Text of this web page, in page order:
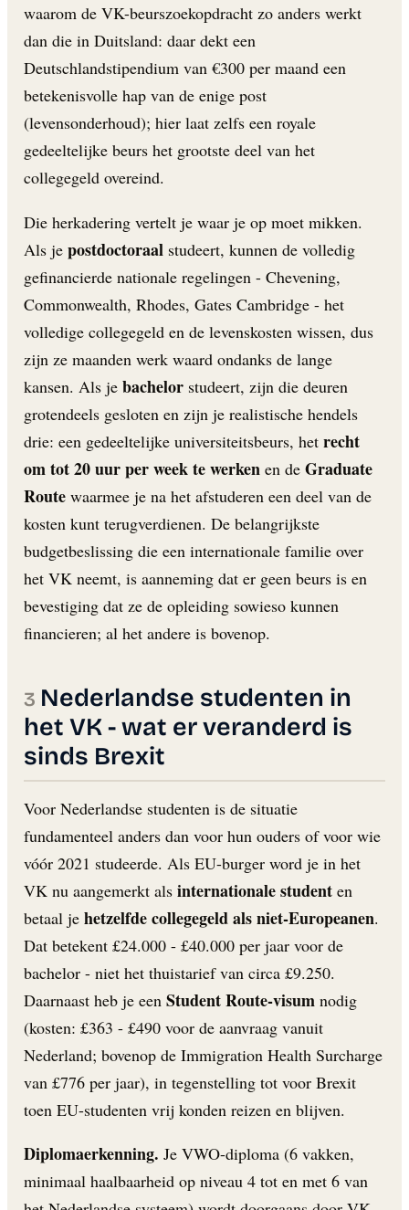
waarom de VK-beurszoekopdracht zo anders werkt
dan die in Duitsland: daar dekt een
Deutschlandstipendium van €300 per maand een
betekenisvolle hap van de enige post
(levensonderhoud); hier laat zelfs een royale
gedeeltelijke beurs het grootste deel van het
collegegeld overeind.
Die herkadering vertelt je waar je op moet mikken.
Als je postdoctoraal studeert, kunnen de volledig
gefinancierde nationale regelingen - Chevening,
Commonwealth, Rhodes, Gates Cambridge - het
volledige collegegeld en de levenskosten wissen, dus
zijn ze maanden werk waard ondanks de lange
kansen. Als je bachelor studeert, zijn die deuren
grotendeels gesloten en zijn je realistische hendels
drie: een gedeeltelijke universiteitsbeurs, het recht
om tot 20 uur per week te werken en de Graduate
Route waarmee je na het afstuderen een deel van de
kosten kunt terugverdienen. De belangrijkste
budgetbeslissing die een internationale familie over
het VK neemt, is aanneming dat er geen beurs is en
bevestiging dat ze de opleiding sowieso kunnen
financieren; al het andere is bovenop.
Nederlandse studenten in
het VK - wat er veranderd is
sinds Brexit
Voor Nederlandse studenten is de situatie
fundamenteel anders dan voor hun ouders of voor wie
vóór 2021 studeerde. Als EU-burger word je in het
VK nu aangemerkt als internationale student en
betaal je hetzelfde collegegeld als niet-Europeanen.
Dat betekent £24.000 - £40.000 per jaar voor de
bachelor - niet het thuistarief van circa £9.250.
Daarnaast heb je een Student Route-visum nodig
(kosten: £363 - £490 voor de aanvraag vanuit
Nederland; bovenop de Immigration Health Surcharge
van £776 per jaar), in tegenstelling tot voor Brexit
toen EU-studenten vrij konden reizen en blijven.
Diplomaerkenning. Je VWO-diploma (6 vakken,
minimaal haalbaarheid op niveau 4 tot en met 6 van